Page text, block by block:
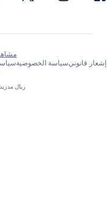
مشاهدة جميع
الخصوصيةسياسة ملفات تعريف